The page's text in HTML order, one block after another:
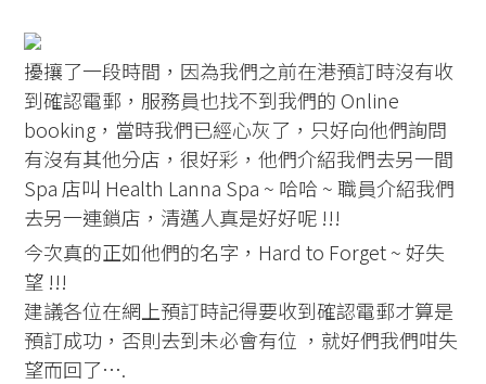
擾攘了一段時間，因為我們之前在港預訂時沒有收
到確認電郵，服務員也找不到我們的 Online
booking，當時我們已經心灰了，只好向他們詢問
有沒有其他分店，很好彩，他們介紹我們去另一間
Spa 店叫 Health Lanna Spa ~ 哈哈 ~ 職員介紹我們
去另一連鎖店，清邁人真是好好呢 !!!
今次真的正如他們的名字，Hard to Forget ~ 好失
望 !!!
建議各位在網上預訂時記得要收到確認電郵才算是
預訂成功，否則去到未必會有位 ，就好們我們咁失
望而回了….